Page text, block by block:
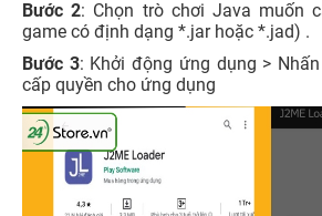
Bước 2: Chọn trò chơi Java muốn
game có định dạng *.jar hoặc *.jad) .
Bước 3: Khởi động ứng dụng >
cấp quyền cho ứng dụng